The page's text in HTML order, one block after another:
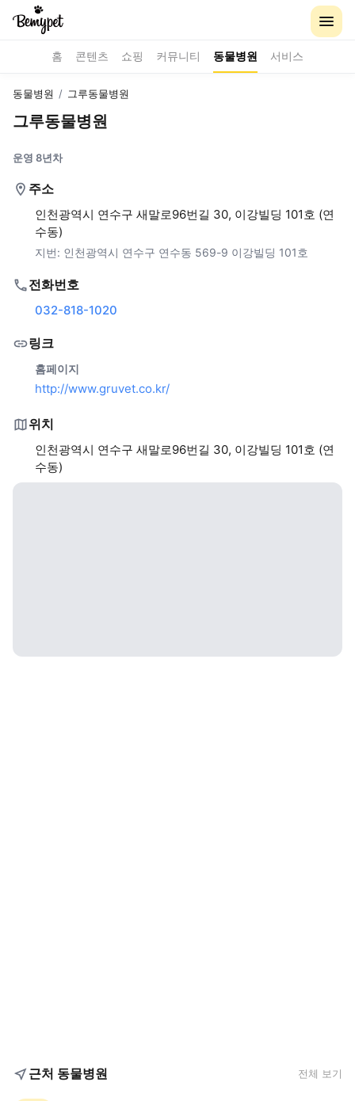
홈 콘텐츠 쇼핑 커뮤니티 동물병원 서비스
동물병원 / 그루동물병원
그루동물병원
운영 8년차
주소
인천광역시 연수구 새말로96번길 30, 이강빌딩 101호 (연
수동)
지번: 인천광역시 연수구 연수동 569-9 이강빌딩 101호
전화번호
032-818-1020
링크
홈페이지
http://www.gruvet.co.kr/
위치
인천광역시 연수구 새말로96번길 30, 이강빌딩 101호 (연
수동)
근처 동물병원 전체 보기